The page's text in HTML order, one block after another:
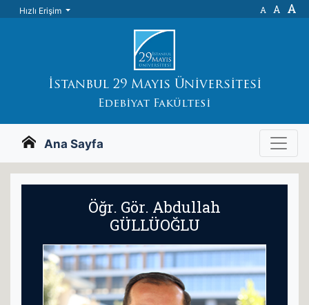
Hızlı Erişim A A A
İstanbul 29 Mayıs Üniversitesi
Edebiyat Fakültesi
Ana Sayfa
Öğr. Gör. Abdullah
GÜLLÜOĞLU